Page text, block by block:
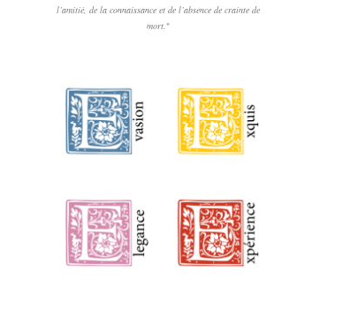
l’amitié, de la connaissance et de l’absence de crainte de
mort. "